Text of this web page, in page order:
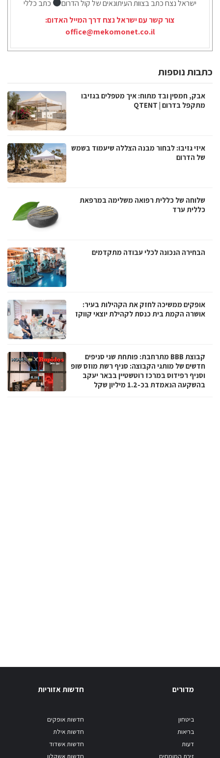
ישראל נצח כתב בצוות העיתונאים של קול הדרום
כתב כללי
צור קשר עם ישראל נצח דרך המייל האדום:
office@mekomonet.co.il
כתבות נוספות
אבק, חמסין ובד מתוח: איך מטפלים בגזיבו
מתקפל בדרום | QTENT
איזי גזיבו: לבחור מבנה הצללה שיעמוד בשמש
של הדרום
שלוחה של כללית רפואה משלימה במרפאת
כללית ערד
הבחירה הנכונה לכלי עבודה מתקדמים
אופקים ממשיכה לחזק את הקהילות בעיר:
אושרה הקמת בית כנסת לקהילת יוצאי קווקז
קבוצת BBB מתרחבת: פותחת שני סניפים
חדשים של מותגי הקבוצה: סניף רשת מוזס שופ
וסניף רפידוס במרכז רוטשטיין בבאר יעקב
בהשקעה הנאמדת בכ-1.2 מיליון שקל
מדורים
ביטחון
בריאות
דעות
חדשות אזוריות
חדשות אופקים
חדשות אילת
חדשות אשדוד